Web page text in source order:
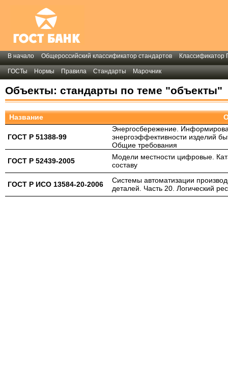
В начало Общероссийский классификатор стандартов Классификатор
ГОСТы Нормы Правила Стандарты Марочник
Объекты: стандарты по теме "объекты"
Название
ГОСТ Р 51388-99
Энергосбережение.
энергоэффективности изделий
Общие требования
ГОСТ Р 52439-2005
Модели местности цифровые.
составу
ГОСТ Р ИСО 13584-20-2006
Системы автоматизации
деталей. Часть 20. Логический